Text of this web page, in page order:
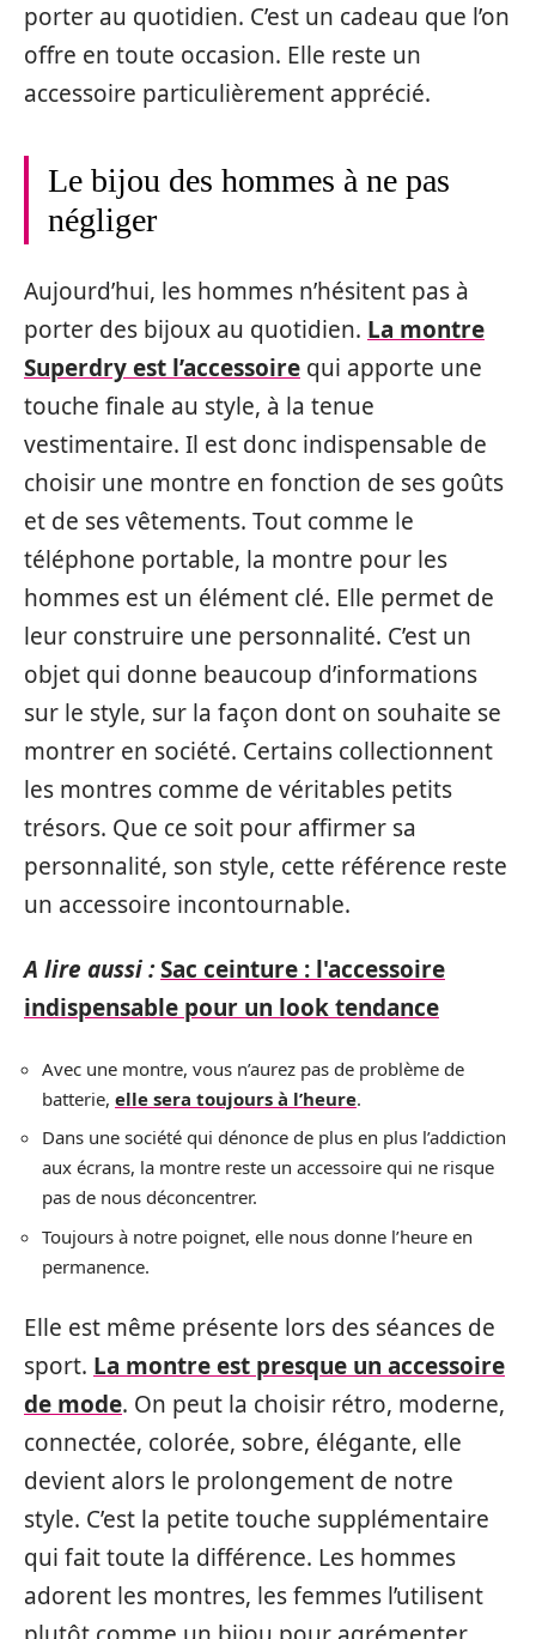
porter au quotidien. C’est un cadeau que l’on
offre en toute occasion. Elle reste un
accessoire particulièrement apprécié.
Le bijou des hommes à ne pas
négliger
Aujourd’hui, les hommes n’hésitent pas à
porter des bijoux au quotidien. La montre
Superdry est l’accessoire qui apporte une
touche finale au style, à la tenue
vestimentaire. Il est donc indispensable de
choisir une montre en fonction de ses goûts
et de ses vêtements. Tout comme le
téléphone portable, la montre pour les
hommes est un élément clé. Elle permet de
leur construire une personnalité. C’est un
objet qui donne beaucoup d’informations
sur le style, sur la façon dont on souhaite se
montrer en société. Certains collectionnent
les montres comme de véritables petits
trésors. Que ce soit pour affirmer sa
personnalité, son style, cette référence reste
un accessoire incontournable.
A lire aussi :Sac ceinture : l'accessoire
indispensable pour un look tendance
Avec une montre, vous n’aurez pas de problème de
batterie, elle sera toujours à l’heure.
Dans une société qui dénonce de plus en plus l’addiction
aux écrans, la montre reste un accessoire qui ne risque
pas de nous déconcentrer.
Toujours à notre poignet, elle nous donne l’heure en
permanence.
Elle est même présente lors des séances de
sport. La montre est presque un accessoire
de mode. On peut la choisir rétro, moderne,
connectée, colorée, sobre, élégante, elle
devient alors le prolongement de notre
style. C’est la petite touche supplémentaire
qui fait toute la différence. Les hommes
adorent les montres, les femmes l’utilisent